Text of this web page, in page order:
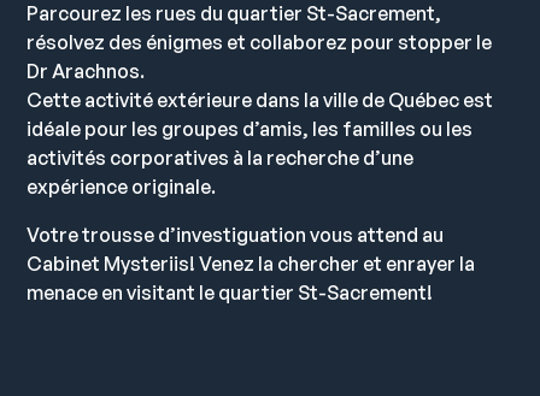
Parcourez les rues du quartier St-Sacrement,
résolvez des énigmes et collaborez pour stopper le
Dr Arachnos.
Cette activité extérieure dans la ville de Québec est
idéale pour les groupes d’amis, les familles ou les
activités corporatives à la recherche d’une
expérience originale.
Votre trousse d’investiguation vous attend au
Cabinet Mysteriis! Venez la chercher et enrayer la
menace en visitant le quartier St-Sacrement!